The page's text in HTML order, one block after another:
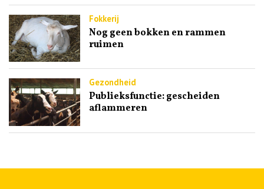
Fokkerij
Nog geen bokken en rammen
ruimen
Gezondheid
Publieksfunctie: gescheiden
aflammeren